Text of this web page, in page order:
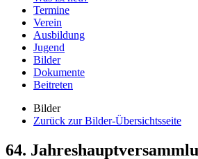
Termine
Verein
Ausbildung
Jugend
Bilder
Dokumente
Beitreten
Bilder
Zurück zur Bilder-Übersichtsseite
64.